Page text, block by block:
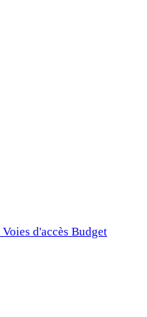
Voies d'accès Budget